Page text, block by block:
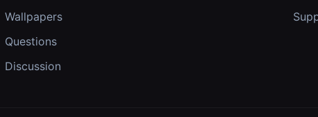
Wallpapers
Questions
Discussion